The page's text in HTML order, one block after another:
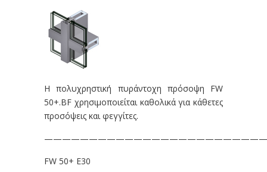
Η πολυχρηστική πυράντοχη πρόσοψη FW
50+.BF χρησιμοποιείται καθολικά για κάθετες
προσόψεις και φεγγίτες.
FW 50+ E30